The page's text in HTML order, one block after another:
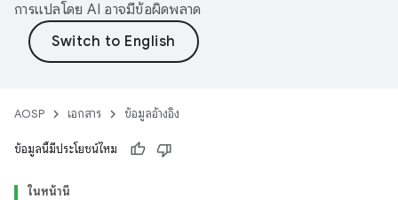
การแปลโดย AI อาจมีข้อผิดพลาด
AOSP เอกสาร ข้อมูลอ้างอิง
ข้อมูลนี้มีประโยชน์ไหม
ในหน้านี้